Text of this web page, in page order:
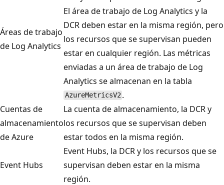
Áreas de trabajo
de Log Analytics
El área de trabajo de Log Analytics y la
DCR deben estar en la misma región, pero
los recursos que se supervisan pueden
estar en cualquier región. Las métricas
enviadas a un área de trabajo de Log
Analytics se almacenan en la tabla
AzureMetricsV2 .
Cuentas de
almacenamiento
de Azure
La cuenta de almacenamiento, la DCR y
los recursos que se supervisan deben
estar todos en la misma región.
Event Hubs
Event Hubs, la DCR y los recursos que se
supervisan deben estar en la misma
región.